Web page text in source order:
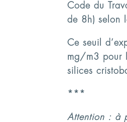
Code du
de 8h) selon
Ce seuil
mg/m3 pour
silices
***
Attention : à